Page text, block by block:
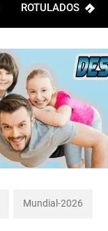
ROTULADOS
Mundial-2026